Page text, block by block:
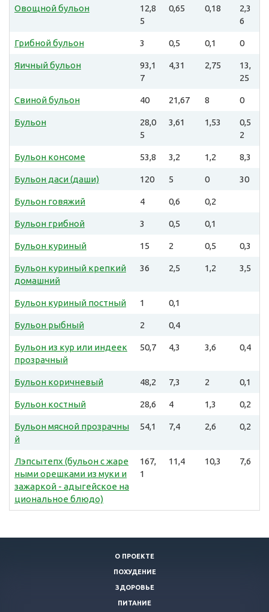
Овощной бульон
12,8
5
0,65 0,18
2,3
6
Грибной бульон 3 0,5 0,1 0
Яичный бульон
93,1
7
4,31 2,75
13,
25
Свиной бульон 40 21,67 8 0
Бульон
28,0
5
3,61 1,53
0,5
2
Бульон консоме 53,8 3,2 1,2 8,3
Бульон даси (даши) 120 5 0 30
Бульон говяжий 4 0,6 0,2
Бульон грибной 3 0,5 0,1
Бульон куриный 15 2 0,5 0,3
Бульон куриный крепкий
домашний
36 2,5 1,2 3,5
Бульон куриный постный 1 0,1
Бульон рыбный 2 0,4
Бульон из кур или индеек
прозрачный
50,7 4,3 3,6 0,4
Бульон коричневый 48,2 7,3 2 0,1
Бульон костный 28,6 4 1,3 0,2
Бульон мясной прозрачны
й
54,1 7,4 2,6 0,2
Лэпсытепх (бульон с жаре
ными орешками из муки и
зажаркой - адыгейское на
циональное блюдо)
167,
1
11,4 10,3 7,6
О ПРОЕКТЕ
ПОХУДЕНИЕ
ЗДОРОВЬЕ
ПИТАНИЕ